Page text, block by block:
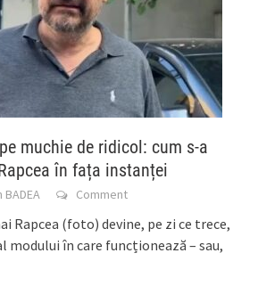
muchie de ridicol: cum s-a
în fața instanței
BADEA Comment
Rapcea (foto) devine, pe zi ce trece,
modului în care funcționează – sau,